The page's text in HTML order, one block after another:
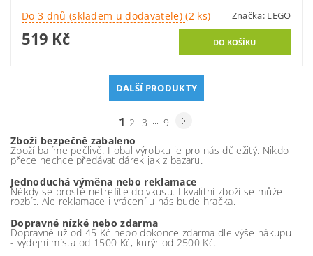
Do 3 dnů (skladem u dodavatele)(2 ks) Značka: LEGO
519 Kč
DALŠÍ PRODUKTY
1 2 3
9
Zboží bezpečně zabaleno
Zboží balíme pečlivě. I obal výrobku je pro nás důležitý. Nikdo
přece nechce předávat dárek jak z bazaru.
Jednoduchá výměna nebo reklamace
Někdy se prostě netrefíte do vkusu. I kvalitní zboží se může
rozbít. Ale reklamace i vrácení u nás bude hračka.
Dopravné nízké nebo zdarma
Dopravné už od 45 Kč nebo dokonce zdarma dle výše nákupu
- výdejní místa od 1500 Kč, kurýr od 2500 Kč.